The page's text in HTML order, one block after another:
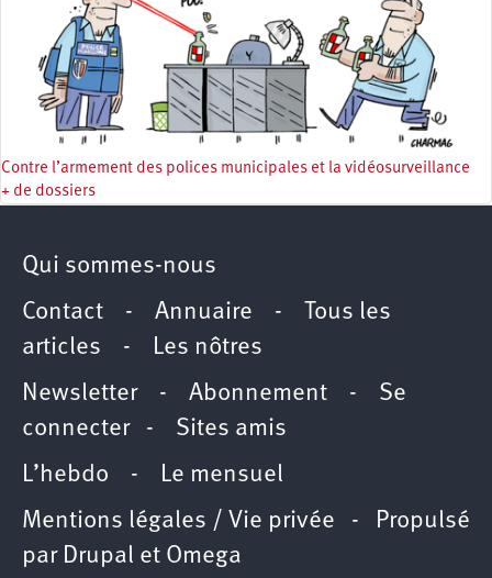
Contre l’armement des polices municipales et la vidéosurveillance
+ de dossiers
Qui sommes-nous
Contact - Annuaire -
Tous les
articles - Les nôtres
Newsletter- Abonnement - Se
connecter- Sites amis
L’hebdo - Le mensuel
Mentions légales / Vie privée - Propulsé
par Drupal et Omega